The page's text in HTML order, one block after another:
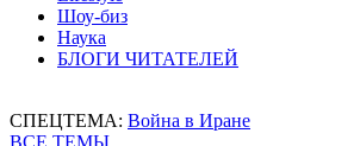
Шоу-биз
Наука
БЛОГИ ЧИТАТЕЛЕЙ
СПЕЦТЕМА: Война в Иране
ВСЕ ТЕМЫ